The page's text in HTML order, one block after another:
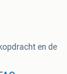
en de